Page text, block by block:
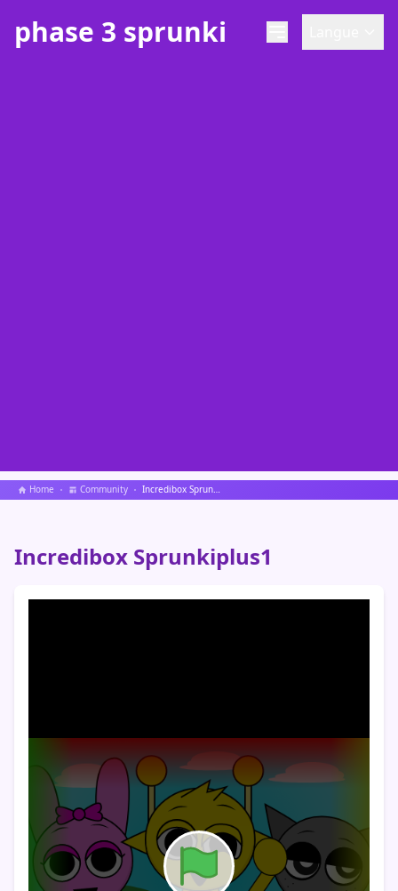
phase 3 sprunki
Home Community Incredibox Sprunkiplus1
Incredibox Sprunkiplus1